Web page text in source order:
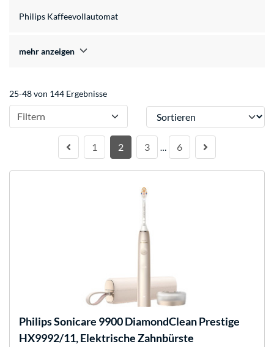
Philips Kaffeevollautomat
mehr anzeigen
25-48 von 144 Ergebnisse
Filtern Sortieren
1 2 3 … 6
PhilipsSonicare 9900 DiamondClean Prestige
HX9992/11, Elektrische Zahnbürste